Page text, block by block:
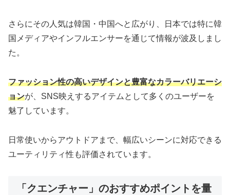
さらにその人気は韓国・中国へと広がり、日本では特に韓
国メディアやインフルエンサーを通じて情報が波及しまし
た。
ファッション性の高いデザインと豊富なカラーバリエーシ
ョンが、SNS映えするアイテムとして多くのユーザーを
魅了しています。
日常使いからアウトドアまで、幅広いシーンに対応できる
ユーティリティ性も評価されています。
「クエンチャー」のおすすめポイントを量